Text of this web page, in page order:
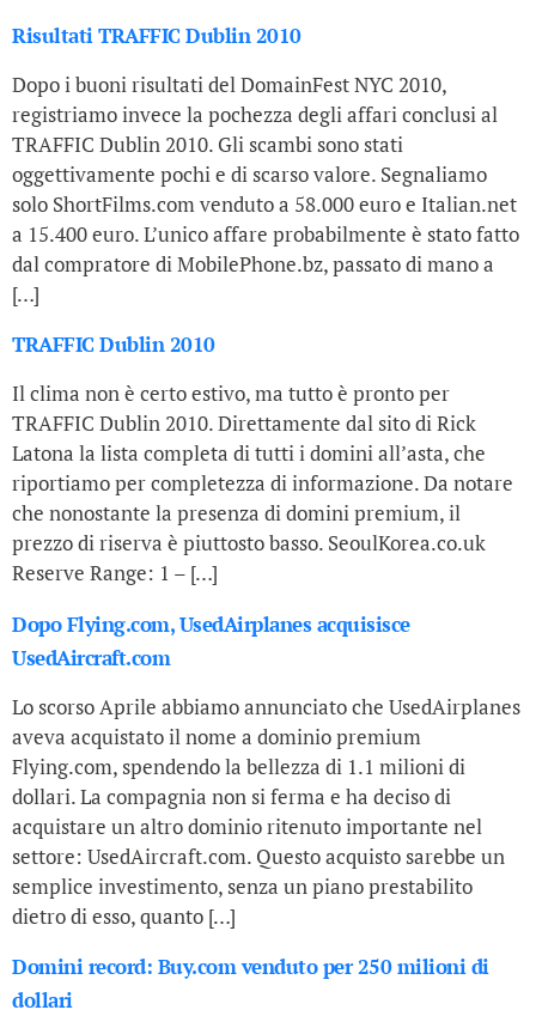
Risultati TRAFFIC Dublin 2010
Dopo i buoni risultati del DomainFest NYC 2010,
registriamo invece la pochezza degli affari conclusi al
TRAFFIC Dublin 2010. Gli scambi sono stati
oggettivamente pochi e di scarso valore. Segnaliamo
solo ShortFilms.com venduto a 58.000 euro e Italian.net
a 15.400 euro. L’unico affare probabilmente è stato fatto
dal compratore di MobilePhone.bz, passato di mano a
[…]
TRAFFIC Dublin 2010
Il clima non è certo estivo, ma tutto è pronto per
TRAFFIC Dublin 2010. Direttamente dal sito di Rick
Latona la lista completa di tutti i domini all’asta, che
riportiamo per completezza di informazione. Da notare
che nonostante la presenza di domini premium, il
prezzo di riserva è piuttosto basso. SeoulKorea.co.uk
Reserve Range: 1 – […]
Dopo Flying.com, UsedAirplanes acquisisce
UsedAircraft.com
Lo scorso Aprile abbiamo annunciato che UsedAirplanes
aveva acquistato il nome a dominio premium
Flying.com, spendendo la bellezza di 1.1 milioni di
dollari. La compagnia non si ferma e ha deciso di
acquistare un altro dominio ritenuto importante nel
settore: UsedAircraft.com. Questo acquisto sarebbe un
semplice investimento, senza un piano prestabilito
dietro di esso, quanto […]
Domini record: Buy.com venduto per 250 milioni di
dollari